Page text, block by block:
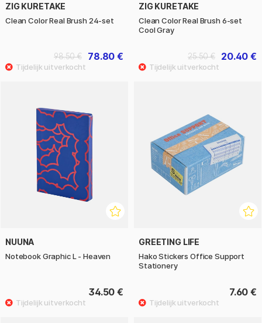
ZIG KURETAKE
Clean Color Real Brush 24-set
78.80 €
98.50 €
ZIG KURETAKE
Clean Color Real Brush 6-set
Cool Gray
20.40 €
25.50 €
NUUNA
Notebook Graphic L - Heaven
34.50 €
GREETING LIFE
Hako Stickers Office Support
Stationery
7.60 €